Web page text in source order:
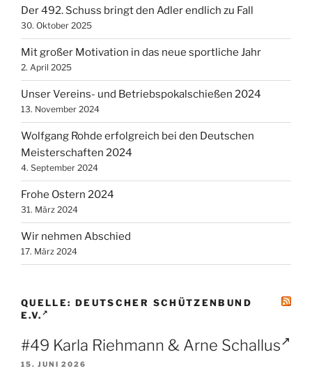
Der 492. Schuss bringt den Adler endlich zu Fall
30. Oktober 2025
Mit großer Motivation in das neue sportliche Jahr
2. April 2025
Unser Vereins- und Betriebspokalschießen 2024
13. November 2024
Wolfgang Rohde erfolgreich bei den Deutschen
Meisterschaften 2024
4. September 2024
Frohe Ostern 2024
31. März 2024
Wir nehmen Abschied
17. März 2024
QUELLE: DEUTSCHER SCHÜTZENBUND
E.V.
#49 Karla Riehmann & Arne Schallus
15. JUNI 2026